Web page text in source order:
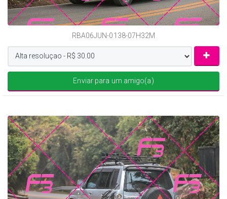
RBA06JUN-0138-07H32M
Enviar para um amigo(a)